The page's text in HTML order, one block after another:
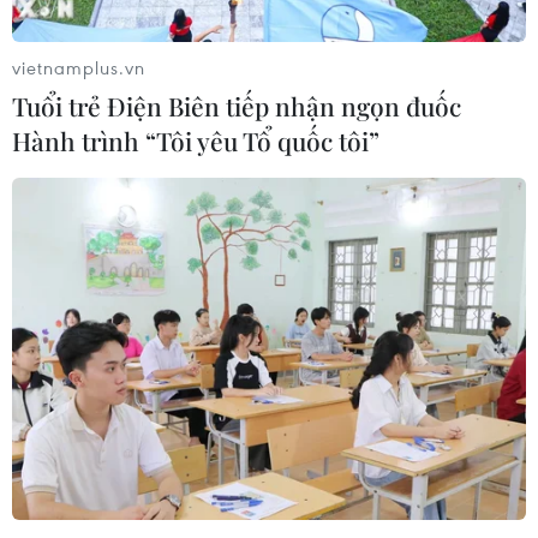
6,04%/năm.
Chỉ số phát triển công nghiệp trung bình của
ngành giai đoạn 2016-2020 đạt mức tăng trưởng
10,51%/năm; giai đoạn 2021-2025 đạt
8,02%/năm và giai đoạn 2026-2035 đạt
5,46%/năm.
Ngành da giày phấn đấu đạt kim ngạch xuất
khẩu năm 2020 từ 24-26 tỷ USD; năm 2025 từ 35-
38 tỷ USD và năm 2035 đạt từ 50-60 tỷ USD.
Tốc độ tăng trưởng kim ngạch xuất khẩu bình
quân trong các giai đoạn này lần lượt là 10-
11%/năm; 8-9%/năm và 4-5%/năm. Tỷ lệ nội địa
hóa các loại sản phẩm phấn đấu năm 2020 đạt
vietnamplus.vn
Tuổi trẻ Điện Biên tiếp nhận ngọn đuốc
Hành trình “Tôi yêu Tổ quốc tôi”